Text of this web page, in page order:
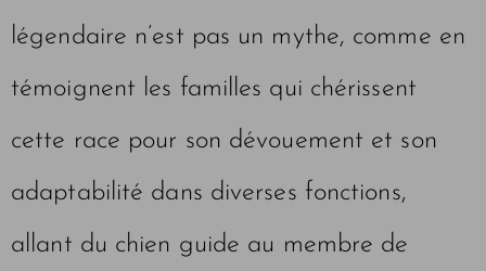
légendaire n’est pas un mythe, comme en
témoignent les familles qui chérissent
cette race pour son dévouement et son
adaptabilité dans diverses fonctions,
allant du chien guide au membre de